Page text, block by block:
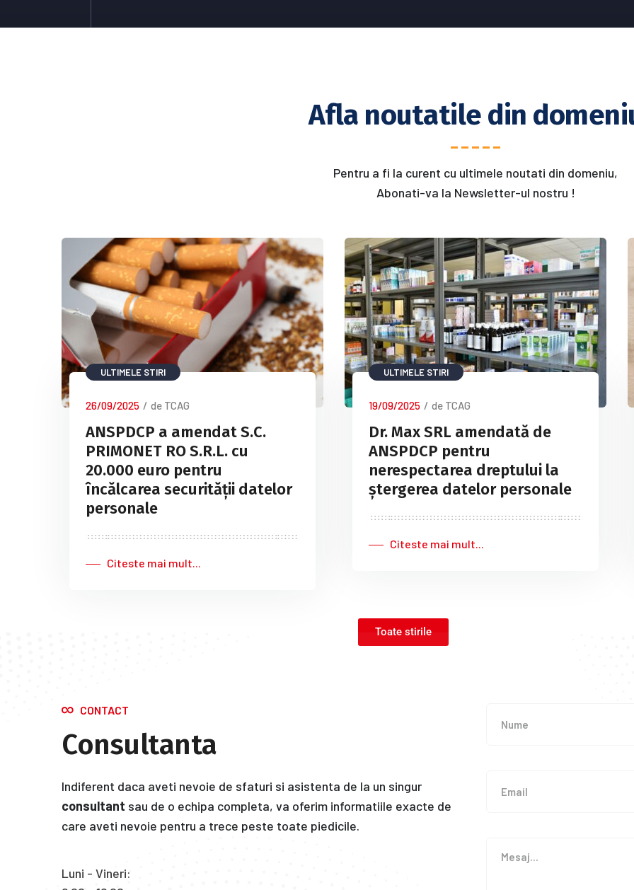
Afla noutatile din
Pentru a fi la curent cu ultimele noutati din domeniu,
Abonati-va la Newsletter-ul nostru !
ULTIMELE STIRI
26/09/2025 / de TCAG
ANSPDCP a amendat S.C.
PRIMONET RO S.R.L. cu
20.000 euro pentru
încălcarea securității datelor
personale
Citeste mai mult...
ULTIMELE STIRI
19/09/2025 / de TCAG
Dr. Max SRL amendată de
ANSPDCP pentru
nerespectarea dreptului la
ștergerea datelor personale
Citeste mai mult...
Toate stirile
CONTACT
Consultanta
Indiferent daca aveti nevoie de sfaturi si asistenta de la un singur
consultant sau de o echipa completa, va oferim informatiile exacte de
care aveti nevoie pentru a trece peste toate piedicile.
Luni - Vineri: